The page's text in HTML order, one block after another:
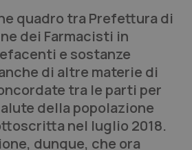
quadro tra Prefettura di
dei Farmacisti in
e sostanze
di altre materie di
tra le parti per
della popolazione
nel luglio 2018.
dunque, che ora